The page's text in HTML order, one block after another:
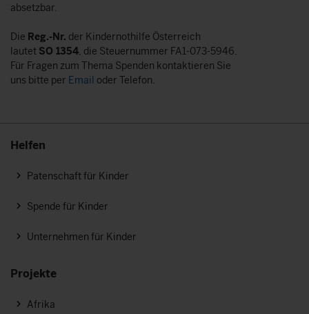
absetzbar.
Die Reg.-Nr. der Kindernothilfe Österreich
lautet SO 1354, die Steuernummer FA1-073-5946.
Für Fragen zum Thema Spenden kontaktieren Sie
uns bitte per Email oder Telefon.
Helfen
Patenschaft für Kinder
Spende für Kinder
Unternehmen für Kinder
Projekte
Afrika